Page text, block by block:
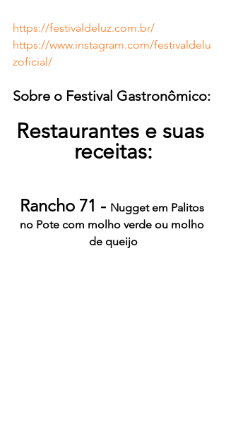
https://festivaldeluz.com.br/
https://www.instagram.com/festivaldelu
zoficial/
Sobre o Festival Gastronômico:
Restaurantes e suas
receitas:
Rancho 71 - Nugget em Palitos
no Pote com molho verde ou molho
de queijo